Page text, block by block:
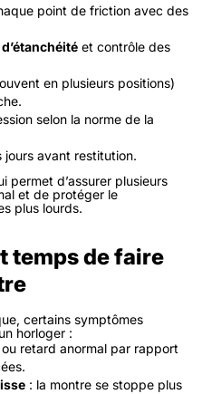
point de friction avec des
et contrôle des
en plusieurs positions)
selon la norme de la
jours avant restitution.
permet d’assurer plusieurs
et de protéger le
plus lourds.
temps de faire
certains symptômes
horloger :
retard anormal par rapport
: la montre se stoppe plus